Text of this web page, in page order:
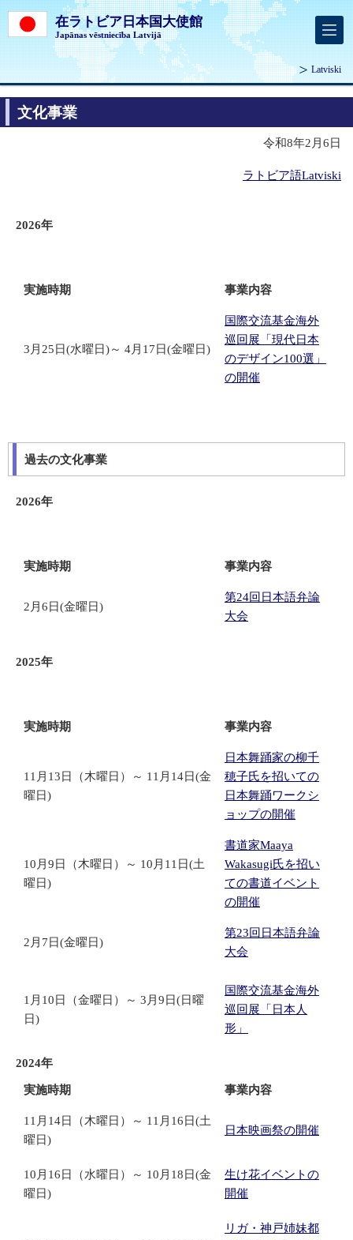
在ラトビア日本国大使館
Japānas vēstniecība Latvijā
Latviski
文化事業
令和8年2月6日
ラトビア語Latviski
2026年
実施時期 事業内容
3月25日(水曜日)～ 4月17日(金曜日)
国際交流基金海外
巡回展「現代日本
のデザイン100選」
の開催
過去の文化事業
2026年
実施時期 事業内容
2月6日(金曜日)
第24回日本語弁論
大会
2025年
実施時期 事業内容
11月13日（木曜日）～ 11月14日(金
曜日)
日本舞踊家の柳千
穂子氏を招いての
日本舞踊ワークシ
ョップの開催
10月9日（木曜日）～ 10月11日(土
曜日)
書道家Maaya
Wakasugi氏を招い
ての書道イベント
の開催
2月7日(金曜日)
第23回日本語弁論
大会
1月10日（金曜日）～ 3月9日(日曜
日)
国際交流基金海外
巡回展「日本人
形」
2024年
実施時期 事業内容
11月14日（木曜日）～ 11月16日(土
曜日)
日本映画祭の開催
10月16日（水曜日）～ 10月18日(金
曜日)
生け花イベントの
開催
リガ・神戸姉妹都